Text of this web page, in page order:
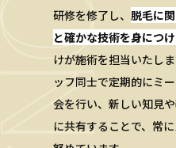
研修を修了し、 脱毛に
と確かな技術を身につ
けが施術を担当いたし
ッフ同士で定期的にミ
会を行い、新しい知見
に共有することで、常